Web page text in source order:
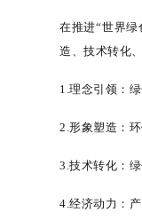
在推进“世界绿
造、技术转化
1.理念引领：
2.形象塑造：
3.技术转化：
4.经济动力：